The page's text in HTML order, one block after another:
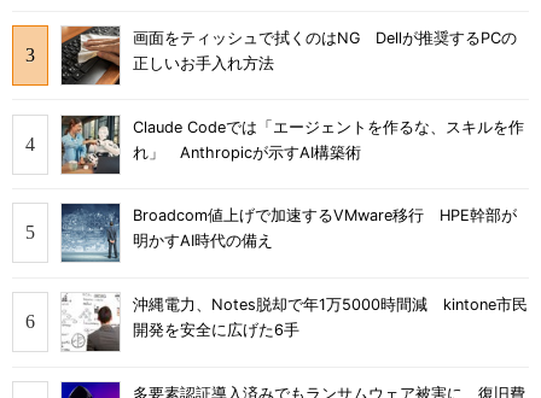
画面をティッシュで拭くのはNG Dellが推奨するPCの
正しいお手入れ方法
Claude Codeでは「エージェントを作るな、スキルを作
れ」 Anthropicが示すAI構築術
Broadcom値上げで加速するVMware移行 HPE幹部が
明かすAI時代の備え
沖縄電力、Notes脱却で年1万5000時間減 kintone市民
開発を安全に広げた6手
多要素認証導入済みでもランサムウェア被害に 復旧費